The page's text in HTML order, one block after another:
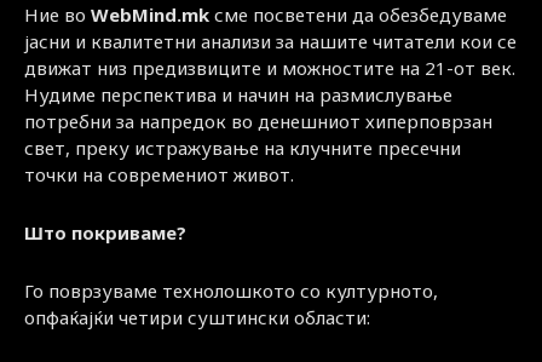
Ние во WebMind.mk сме посветени да обезбедуваме
јасни и квалитетни анализи за нашите читатели кои се
движат низ предизвиците и можностите на 21-от век.
Нудиме перспектива и начин на размислување
потребни за напредок во денешниот хиперповрзан
свет, преку истражување на клучните пресечни
точки на современиот живот.
Што покриваме?
Го поврзуваме технолошкото со културното,
опфаќајќи четири суштински области: